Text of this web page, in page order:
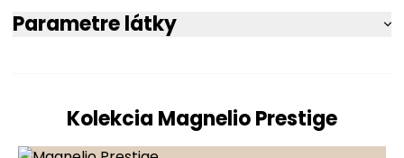
Parametre látky
Kolekcia Magnelio Prestige